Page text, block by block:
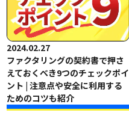
2024.02.27
ファクタリングの契約書で押さ
えておくべき9つのチェックポイ
ント | 注意点や安全に利用する
ためのコツも紹介